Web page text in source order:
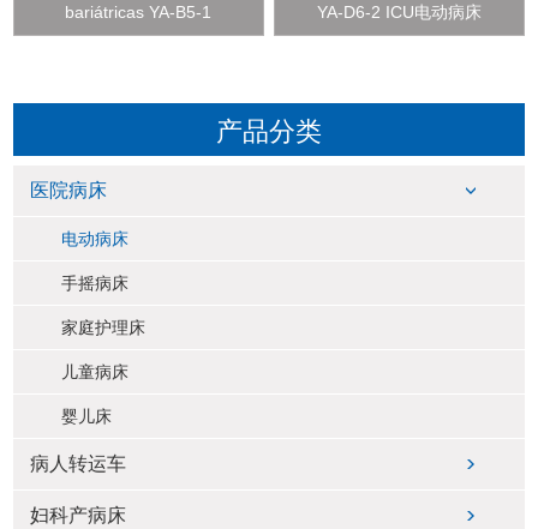
bariátricas YA-B5-1 YA-D6-2 ICU电动病床
产品分类
医院病床
电动病床
手摇病床
家庭护理床
儿童病床
婴儿床
病人转运车
妇科产病床